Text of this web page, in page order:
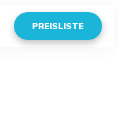
PREISLISTE